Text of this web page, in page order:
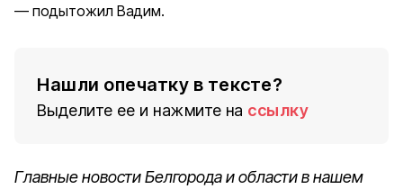
подытожил Вадим.
Нашли опечатку в тексте?
Выделите ее и нажмите на ссылку
Главные новости Белгорода и области в нашем